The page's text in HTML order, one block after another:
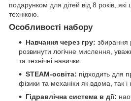
подарунком для дітей від 8 років, які
технікою.
Особливості набору
Навчання через гру: збирання
розвинути логічне мислення,
та технічні навички.
STEAM-освіта: підходить для
фізики та механіки як вдома, так і
Гідравлічна система в дії: